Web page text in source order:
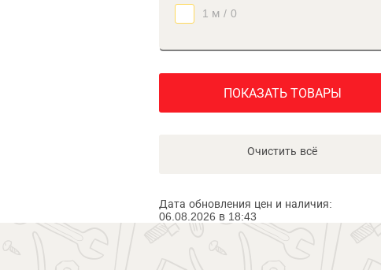
1 м / 0
ПОКАЗАТЬ ТОВАРЫ
Очистить всё
Дата обновления цен и наличия:
06.08.2026 в 18:43